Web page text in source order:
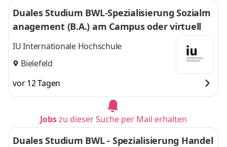
Duales Studium BWL-Spezialisierung Sozialm
anagement (B.A.) am Campus oder virtuell
IU Internationale Hochschule
Bielefeld
vor 12 Tagen
Jobszu dieser Suche per Mail erhalten
Duales Studium BWL - Spezialisierung Handel